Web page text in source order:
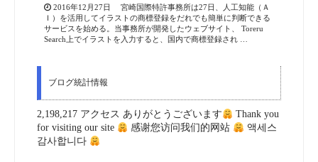
2016年12月27日 宮崎国際特許事務所は27日、人工知能（Ａ
Ｉ）を活用してイラストの商標登録をだれでも簡単に判断できる
サービスを始める。当事務所が開発したウェブサイト、 Toreru
Search上でイラストを入力すると、国内で商標登録され …
ブログ統計情報
2,198,217 アクセス ありがとうございます
Thank you
for visiting our site
感谢您访问我们的网站
액세스
감사합니다